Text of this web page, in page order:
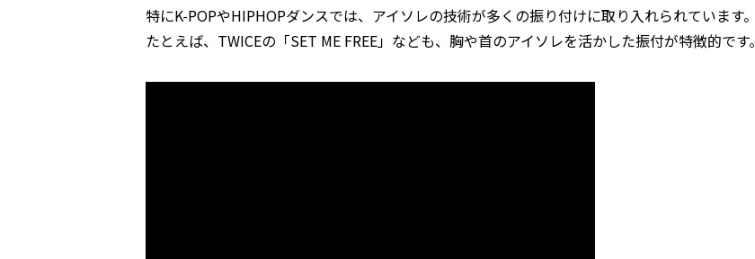
特にK-POPやHIPHOPダンスでは、アイソレの技術が多くの振り付けに取り入れられています。
たとえば、TWICEの「SET ME FREE」なども、胸や首のアイソレを活かした振付が特徴的です。